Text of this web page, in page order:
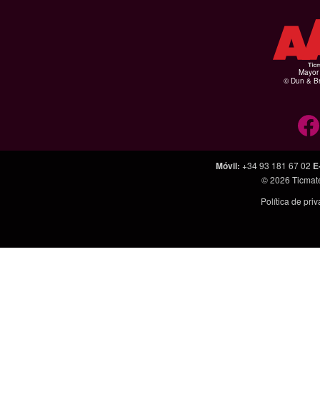
© Dun &
Móvil: +34 93 181 67 02
© 2026
Política de